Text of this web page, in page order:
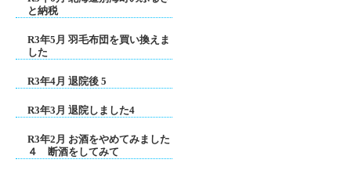
と納税
R3年5月 羽毛布団を買い換えま
した
R3年4月 退院後 5
R3年3月 退院しました4
R3年2月 お酒をやめてみました
４ 断酒をしてみて